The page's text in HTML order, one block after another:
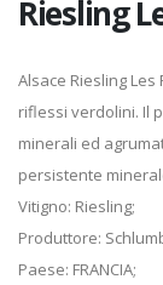
Riesling
Alsace Riesling
riflessi verdolini. Il
minerali ed
persistente
Vitigno: Riesling;
Produttore:
Paese: FRANCIA;